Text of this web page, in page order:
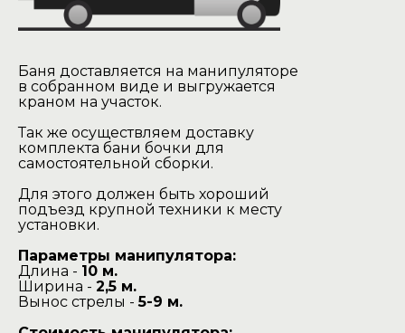
Баня доставляется на манипуляторе
в собранном виде и выгружается
краном на участок.
Так же осуществляем доставку
комплекта бани бочки для
самостоятельной сборки.
Для этого должен быть хороший
подъезд крупной техники к месту
установки.
Параметры манипулятора:
Длина - 10 м.
Ширина - 2,5 м.
Вынос стрелы -5-9 м.